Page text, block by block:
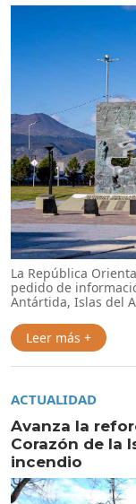
La República
pedido de
Antártida, Islas del
Leer más +
ACTUALIDAD
Avanza la
Corazón de la
incendio